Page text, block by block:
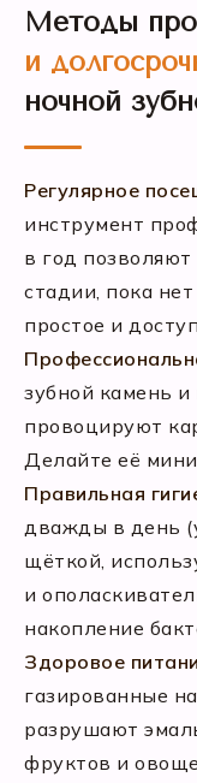
Методы
и
ночной
Регулярное
инструмент
в год
стадии, пока
простое и
зубной камень
провоцируют
Делайте её
Правильная
дважды в день
щёткой,
и
накопление
Здоровое
газированные
разрушают
фруктов и